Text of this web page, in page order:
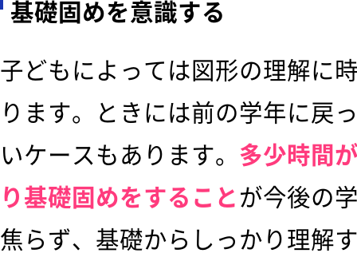
基礎固めを意識する
子どもによっては図形の理解に
ります。ときには前の学年に戻
いケースもあります。 多少時間
り基礎固めをすることが今後の
焦らず、基礎からしっかり理解